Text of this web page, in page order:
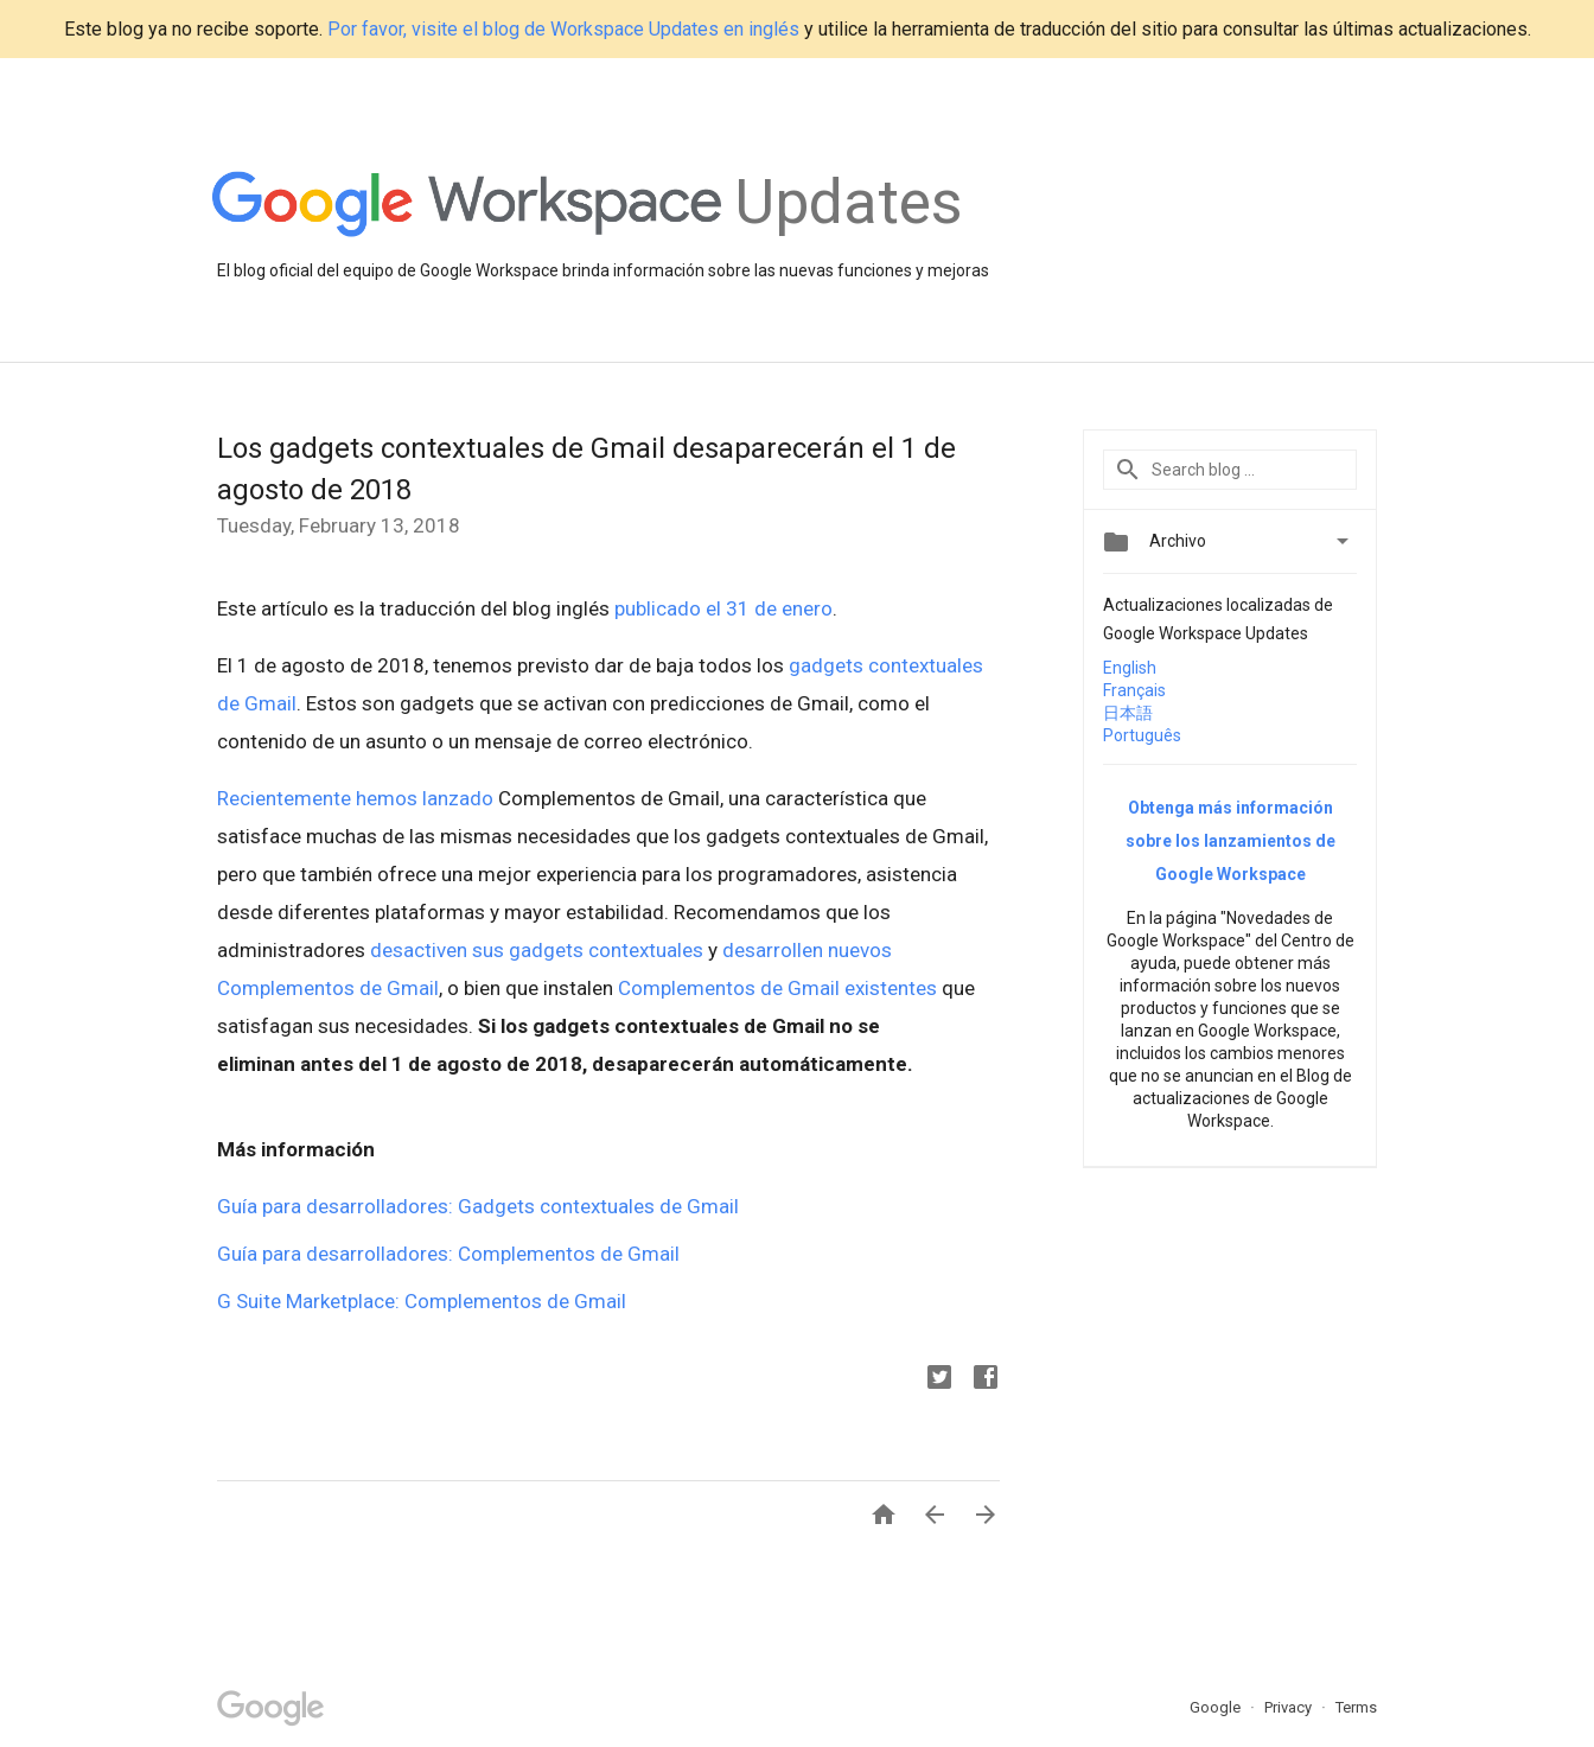
Este blog ya no recibe soporte. Por favor, visite el blog de Workspace Updates en inglés y utilice la herramienta de traducción del sitio para consultar las últimas actualizaciones.
Updates
El blog oficial del equipo de Google Workspace brinda información sobre las nuevas funciones y mejoras
Los gadgets contextuales de Gmail desaparecerán el 1 de
agosto de 2018
Tuesday, February 13, 2018
Este artículo es la traducción del blog inglés publicado el 31 de enero.
El 1 de agosto de 2018, tenemos previsto dar de baja todos los gadgets contextuales
de Gmail. Estos son gadgets que se activan con predicciones de Gmail, como el
contenido de un asunto o un mensaje de correo electrónico.
Recientemente hemos lanzado Complementos de Gmail, una característica que
satisface muchas de las mismas necesidades que los gadgets contextuales de Gmail,
pero que también ofrece una mejor experiencia para los programadores, asistencia
desde diferentes plataformas y mayor estabilidad. Recomendamos que los
administradores desactiven sus gadgets contextuales y desarrollen nuevos
Complementos de Gmail, o bien que instalen Complementos de Gmail existentes que
satisfagan sus necesidades. Si los gadgets contextuales de Gmail no se
eliminan antes del 1 de agosto de 2018, desaparecerán automáticamente.
Más información
Guía para desarrolladores: Gadgets contextuales de Gmail
Guía para desarrolladores: Complementos de Gmail
G Suite Marketplace: Complementos de Gmail
  
 Archivo 
Actualizaciones localizadas de
Google Workspace Updates
English
Français
日本語
Português
Obtenga más información
sobre los lanzamientos de
Google Workspace
En la página "Novedades de
Google Workspace" del Centro de
ayuda, puede obtener más
información sobre los nuevos
productos y funciones que se
lanzan en Google Workspace,
incluidos los cambios menores
que no se anuncian en el Blog de
actualizaciones de Google
Workspace.
Google Privacy Terms